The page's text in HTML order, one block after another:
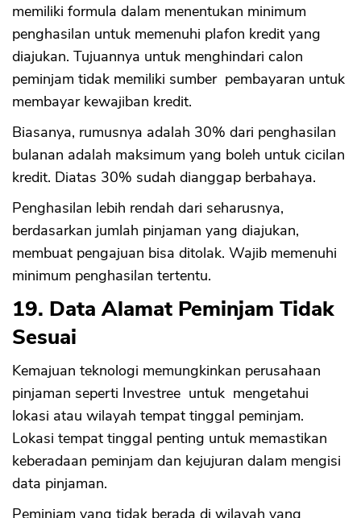
memiliki formula dalam menentukan minimum
penghasilan untuk memenuhi plafon kredit yang
diajukan. Tujuannya untuk menghindari calon
peminjam tidak memiliki sumber pembayaran untuk
membayar kewajiban kredit.
Biasanya, rumusnya adalah 30% dari penghasilan
bulanan adalah maksimum yang boleh untuk cicilan
kredit. Diatas 30% sudah dianggap berbahaya.
Penghasilan lebih rendah dari seharusnya,
berdasarkan jumlah pinjaman yang diajukan,
membuat pengajuan bisa ditolak. Wajib memenuhi
minimum penghasilan tertentu.
19. Data Alamat Peminjam Tidak
Sesuai
Kemajuan teknologi memungkinkan perusahaan
pinjaman seperti Investree untuk mengetahui
lokasi atau wilayah tempat tinggal peminjam.
Lokasi tempat tinggal penting untuk memastikan
keberadaan peminjam dan kejujuran dalam mengisi
data pinjaman.